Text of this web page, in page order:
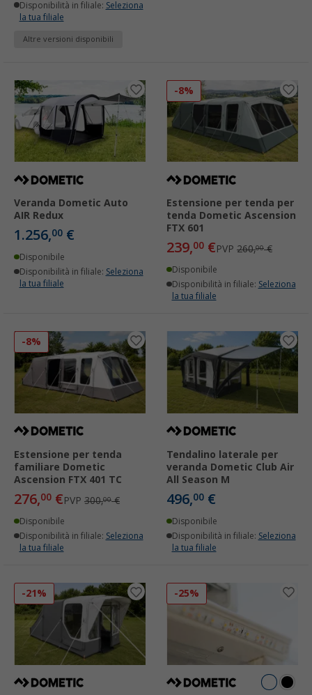
Disponibilità in filiale: Seleziona
la tua filiale
Altre versioni disponibili
Veranda Dometic Auto
AIR Redux
1.256,00 €
Disponibile
Disponibilità in filiale: Seleziona
la tua filiale
-8%
Estensione per tenda per
tenda Dometic Ascension
FTX 601
239,00 €PVP 260,00€
Disponibile
Disponibilità in filiale: Seleziona
la tua filiale
-8%
Estensione per tenda
familiare Dometic
Ascension FTX 401 TC
276,00 €PVP 300,00€
Disponibile
Disponibilità in filiale: Seleziona
la tua filiale
Tendalino laterale per
veranda Dometic Club Air
All Season M
496,00 €
Disponibile
Disponibilità in filiale: Seleziona
la tua filiale
-21% -25%